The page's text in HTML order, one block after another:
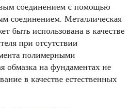
соединением с помощью
соединением. Металлическая
быть использована в качестве
при отсутствии
полимерными
обмазка на фундаментах не
в качестве естественных